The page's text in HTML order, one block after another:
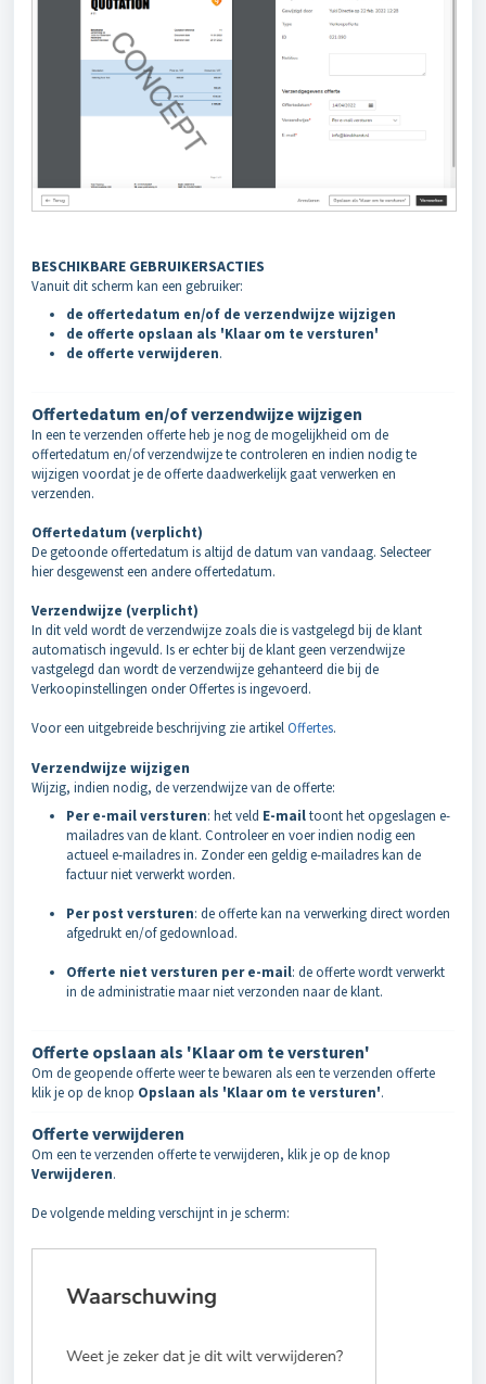
BESCHIKBARE GEBRUIKERSACTIES
Vanuit dit scherm kan een gebruiker:
de offertedatum en/of de verzendwijze wijzigen
de offerte opslaan als 'Klaar om te versturen'
de offerte verwijderen.
Offertedatum en/of verzendwijze wijzigen
In een te verzenden offerte heb je nog de mogelijkheid om de
offertedatum en/of verzendwijze te controleren en indien nodig te
wijzigen voordat je de offerte daadwerkelijk gaat verwerken en
verzenden.
Offertedatum (verplicht)
De getoonde offertedatum is altijd de datum van vandaag. Selecteer
hier desgewenst een andere offertedatum.
Verzendwijze (verplicht)
In dit veld wordt de verzendwijze zoals die is vastgelegd bij de klant
automatisch ingevuld. Is er echter bij de klant geen verzendwijze
vastgelegd dan wordt de verzendwijze gehanteerd die bij de
Verkoopinstellingen onder Offertes is ingevoerd.
Voor een uitgebreide beschrijving zie artikelOffertes.
Verzendwijze wijzigen
Wijzig, indien nodig, de verzendwijze van de offerte:
Per e-mail versturen: het veld E-mailtoont het opgeslagen e-
mailadres van de klant. Controleer en voer indien nodig een
actueel e-mailadres in. Zonder een geldig e-mailadres kan de
factuur niet verwerkt worden.
Per post versturen: de offerte kan na verwerking direct worden
afgedrukt en/of gedownload.
Offerte niet versturen per e-mail: de offerte wordt verwerkt
in de administratie maar niet verzonden naar de klant.
Offerte opslaan als 'Klaar om te versturen'
Om de geopende offerte weer te bewaren als een te verzenden offerte
klik je op de knop Opslaan als 'Klaar om te versturen'.
Offerte verwijderen
Om een te verzenden offerte te verwijderen, klik je op de knop
Verwijderen.
De volgende melding verschijnt in je scherm: